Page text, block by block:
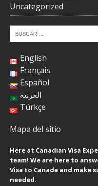
Uncategorized
English
Français
Español
العربية
Türkçe
Mapa del sitio
Here at Canadian Visa
team! We are here to
Visa to Canada and
needed.